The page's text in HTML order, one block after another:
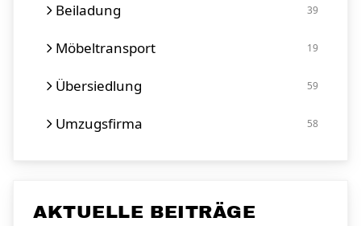
Beiladung 39
Möbeltransport 19
Übersiedlung 59
Umzugsfirma 58
AKTUELLE BEITRÄGE